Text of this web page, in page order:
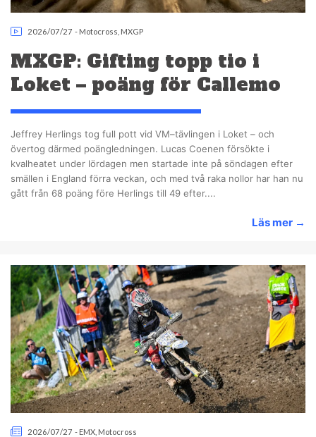
2026/07/27 - Motocross MXGP
MXGP: Gifting topp tio i
Loket – poäng för Callemo
Jeffrey Herlings tog full pott vid VM–tävlingen i Loket – och
övertog därmed poängledningen. Lucas Coenen försökte i
kvalheatet under lördagen men startade inte på söndagen efter
smällen i England förra veckan, och med två raka nollor har han nu
gått från 68 poäng före Herlings till 49 efter....
Läs mer →
2026/07/27 - EMX Motocross